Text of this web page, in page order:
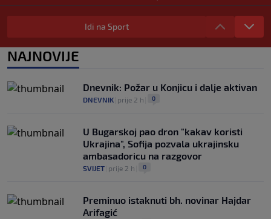
WNBA igračice odgovorile Kanteru
nakon provokacije: "Nećemo biti politički
0
FIFA-e je vaš novac", danas se suočava s
najvećom krizom
| prije 5 h
Idi na Sport
NAJNOVIJE
Dnevnik: Požar u Konjicu i dalje aktivan
DNEVNIK prije 2 h 0
U Bugarskoj pao dron "kakav koristi
Ukrajina", Sofija pozvala ukrajinsku
ambasadoricu na razgovor
SVIJET prije 2 h 0
Preminuo istaknuti bh. novinar Hajdar
Arifagić